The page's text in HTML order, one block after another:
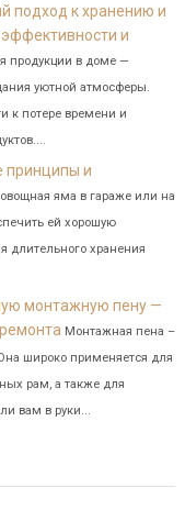
подход к хранению и
и
продукции в доме —
уютной атмосферы.
к потере времени и
принципы и
овощная яма в гараже или на
ей хорошую
хранения
монтажную пену —
Монтажная пена –
широко применяется для
рам, а также для
вам в руки...